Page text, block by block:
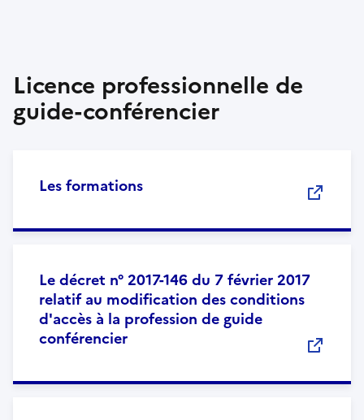
Licence professionnelle de
guide-conférencier
Les formations
Le décret n° 2017-146 du 7 février 2017
relatif au modification des conditions
d'accès à la profession de guide
conférencier